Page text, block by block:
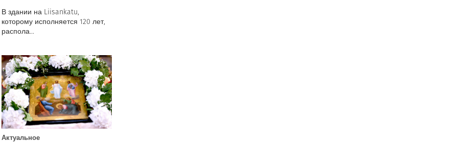
В здании на Liisankatu,
которому исполняется 120 лет,
распола...
Актуальное